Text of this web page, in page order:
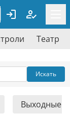
Театр
Искать
Выходные